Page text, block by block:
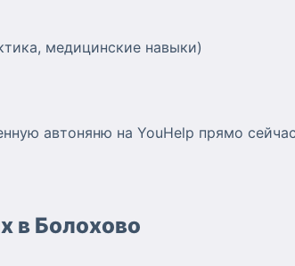
медицинские навыки)
автоняню на YouHelp прямо
в Болохово